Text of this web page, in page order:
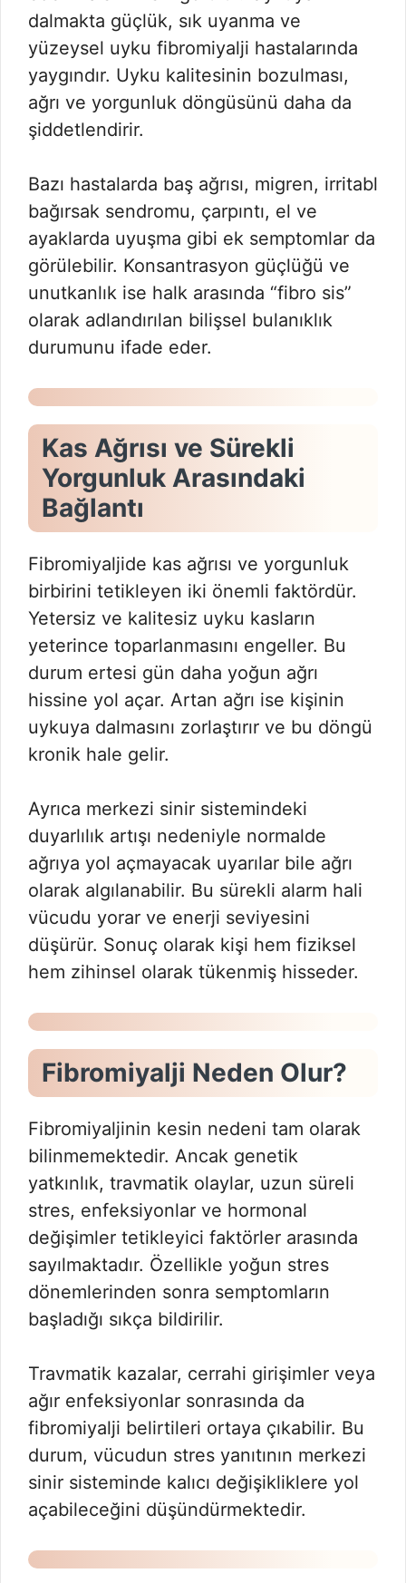
dalmakta güçlük, sık uyanma ve
yüzeysel uyku fibromiyalji hastalarında
yaygındır. Uyku kalitesinin bozulması,
ağrı ve yorgunluk döngüsünü daha da
şiddetlendirir.
Bazı hastalarda baş ağrısı, migren, irritabl
bağırsak sendromu, çarpıntı, el ve
ayaklarda uyuşma gibi ek semptomlar da
görülebilir. Konsantrasyon güçlüğü ve
unutkanlık ise halk arasında “fibro sis”
olarak adlandırılan bilişsel bulanıklık
durumunu ifade eder.
Kas Ağrısı ve Sürekli
Yorgunluk Arasındaki
Bağlantı
Fibromiyaljide kas ağrısı ve yorgunluk
birbirini tetikleyen iki önemli faktördür.
Yetersiz ve kalitesiz uyku kasların
yeterince toparlanmasını engeller. Bu
durum ertesi gün daha yoğun ağrı
hissine yol açar. Artan ağrı ise kişinin
uykuya dalmasını zorlaştırır ve bu döngü
kronik hale gelir.
Ayrıca merkezi sinir sistemindeki
duyarlılık artışı nedeniyle normalde
ağrıya yol açmayacak uyarılar bile ağrı
olarak algılanabilir. Bu sürekli alarm hali
vücudu yorar ve enerji seviyesini
düşürür. Sonuç olarak kişi hem fiziksel
hem zihinsel olarak tükenmiş hisseder.
Fibromiyalji Neden Olur?
Fibromiyaljinin kesin nedeni tam olarak
bilinmemektedir. Ancak genetik
yatkınlık, travmatik olaylar, uzun süreli
stres, enfeksiyonlar ve hormonal
değişimler tetikleyici faktörler arasında
sayılmaktadır. Özellikle yoğun stres
dönemlerinden sonra semptomların
başladığı sıkça bildirilir.
Travmatik kazalar, cerrahi girişimler veya
ağır enfeksiyonlar sonrasında da
fibromiyalji belirtileri ortaya çıkabilir. Bu
durum, vücudun stres yanıtının merkezi
sinir sisteminde kalıcı değişikliklere yol
açabileceğini düşündürmektedir.